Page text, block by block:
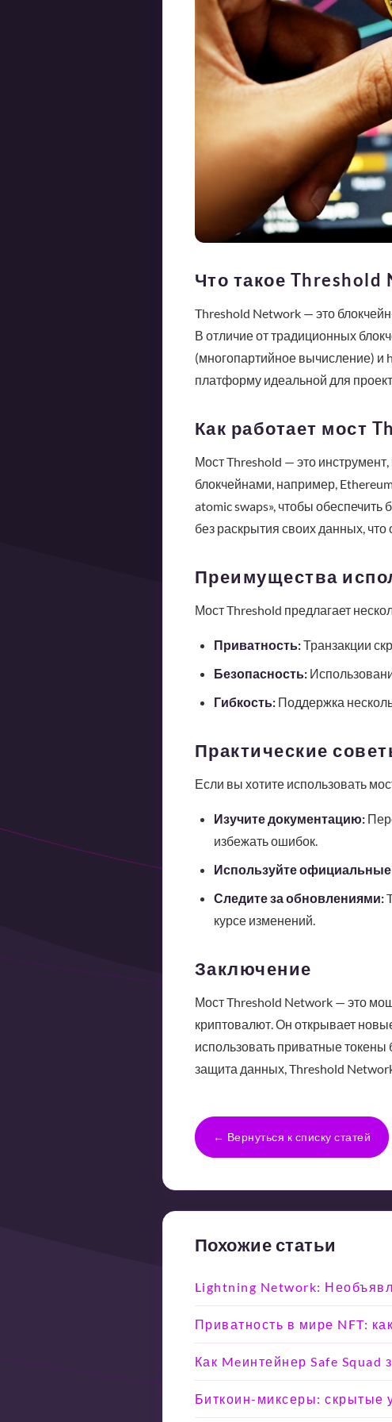
Что такое Threshold
Threshold Network — это
В отличие от традиционных
(многопартийное вычисление) и
платформу идеальной для
Как работает мост
Мост Threshold — это
блокчейнами, например,
atomic swaps», чтобы обеспечить
без раскрытия своих данных,
Преимущества
Мост Threshold предлагает
Приватность:Транзакции
Безопасность:
Гибкость:Поддержка
Практические
Если вы хотите использовать
Изучите документацию:
избежать ошибок.
Используйте
Следите за обновлениями:
курсе изменений.
Заключение
Мост Threshold Network — это
криптовалют. Он открывает
использовать приватные
защита данных, Threshold
← Вернуться к списку статей
Похожие статьи
Lightning Network:
Приватность в мире NFT:
Как Meинтейнер Safe
Биткоин-миксеры: скрытые